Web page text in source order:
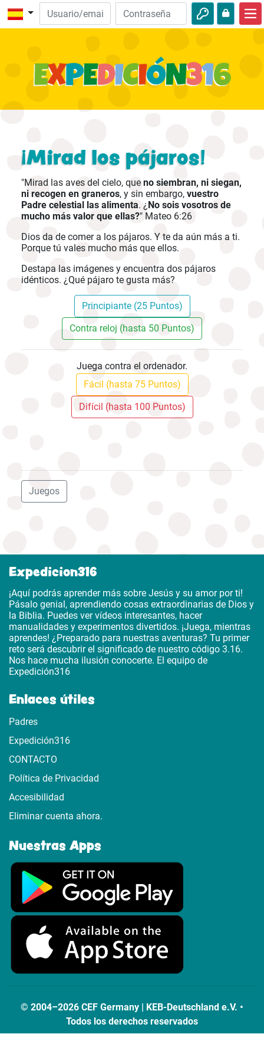
Descubre la Biblia
Aventuras
Actividades
¡Mirad los pájaros!
"Mirad las aves del cielo, que no siembran, ni siegan,
ni recogen en graneros, y sin embargo, vuestro
Padre celestial las alimenta. ¿ No sois vosotros de
mucho más valor que ellas?" Mateo 6:26
Dios da de comer a los pájaros. Y te da aún más a ti.
Porque tú vales mucho más que ellos.
Destapa las imágenes y encuentra dos pájaros
idénticos. ¿Qué pájaro te gusta más?
Principiante (25 Puntos)
Contra reloj (hasta 50 Puntos)
Juega contra el ordenador.
Fácil (hasta 75 Puntos)
Difícil (hasta 100 Puntos)
Juegos
Expedicion316
¡Aquí podrás aprender más sobre Jesús y su amor por ti!
Pásalo genial, aprendiendo cosas extraordinarias de Dios y
la Biblia. Puedes ver vídeos interesantes, hacer
manualidades y experimentos divertidos. ¡Juega, mientras
aprendes! ¿Preparado para nuestras aventuras? Tu primer
reto será descubrir el significado de nuestro código 3.16.
Nos hace mucha ilusión conocerte. El equipo de
Expedición316
Enlaces útiles
Padres
Expedición316
CONTACTO
Política de Privacidad
Accesibilidad
Eliminar cuenta ahora.
Nuestras Apps
© 2004–2026 CEF Germany | KEB-Deutschland e.V. •
Todos los derechos reservados